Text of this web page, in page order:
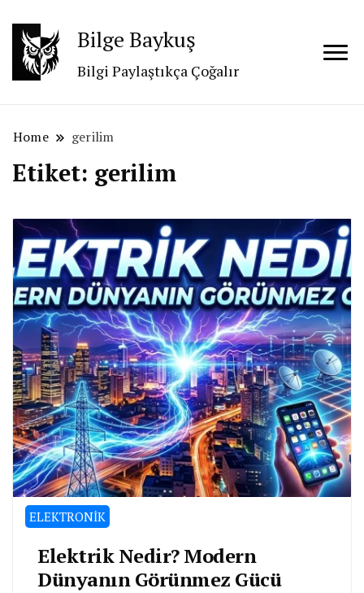
Bilge Baykuş
Bilgi Paylaştıkça Çoğalır
Home gerilim
Etiket: gerilim
ELEKTRONİK
Elektrik Nedir? Modern
Dünyanın Görünmez Gücü